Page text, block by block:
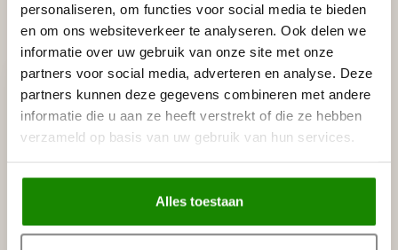
personaliseren, om functies voor social media te bieden
en om ons websiteverkeer te analyseren. Ook delen we
informatie over uw gebruik van onze site met onze
partners voor social media, adverteren en analyse. Deze
partners kunnen deze gegevens combineren met andere
informatie die u aan ze heeft verstrekt of die ze hebben
verzameld op basis van uw gebruik van hun services.
Alles toestaan
Recent bekeken